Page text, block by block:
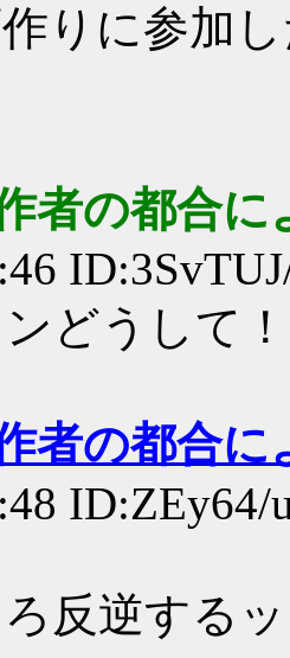
りに参加
者の都合に
どうして
者の都合に
ID:ZEy64/
反逆する